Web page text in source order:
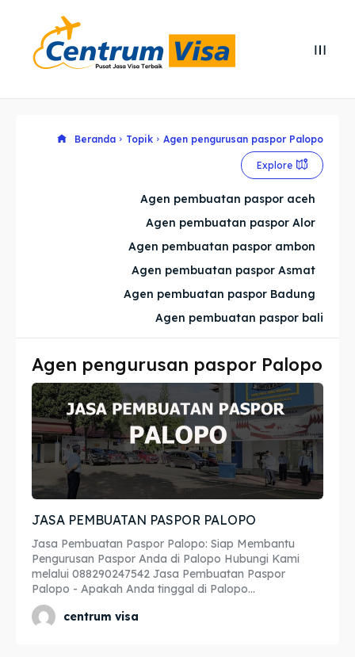
Cari
Cari
Explore our destinations
Imta
Legalisir
Apostille
Penerjemah
Asuransi
Blog
Explore our destinations
Imta
Legalisir
Apostille
Penerjemah
Asuransi
Blog
Beranda Topik Agen pengurusan paspor Palopo
Explore
Agen pembuatan paspor aceh
Agen pembuatan paspor Alor
Agen pembuatan paspor ambon
Agen pembuatan paspor Asmat
Agen pembuatan paspor Badung
Agen pembuatan paspor bali
Agen pengurusan paspor Palopo
JASA PEMBUATAN PASPOR PALOPO
Jasa Pembuatan Paspor Palopo: Siap Membantu
Pengurusan Paspor Anda di Palopo Hubungi Kami
melalui 088290247542 Jasa Pembuatan Paspor
Palopo - Apakah Anda tinggal di Palopo...
centrum visa